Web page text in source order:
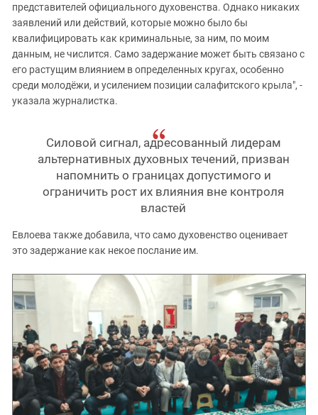
представителей официального духовенства. Однако никаких
заявлений или действий, которые можно было бы
квалифицировать как криминальные, за ним, по моим
данным, не числится. Само задержание может быть связано с
его растущим влиянием в определенных кругах, особенно
среди молодёжи, и усилением позиции салафитского крыла", -
указала журналистка.
Силовой сигнал, адресованный лидерам
альтернативных духовных течений, призван
напомнить о границах допустимого и
ограничить рост их влияния вне контроля
властей
Евлоева также добавила, что само духовенство оценивает
это задержание как некое послание им.